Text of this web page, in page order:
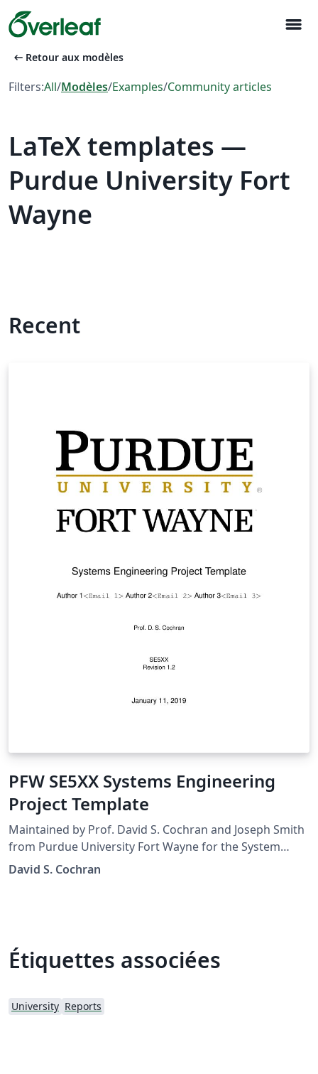
menu
arrow_left_alt Retour aux modèles
Filters:All/Modèles/Examples/Community articles
LaTeX templates —
Purdue University Fort
Wayne
Recent
PFW SE5XX Systems Engineering
Project Template
Maintained by Prof. David S. Cochran and Joseph Smith
from Purdue University Fort Wayne for the System
Engineering Courses.
David S. Cochran
Étiquettes associées
University Reports